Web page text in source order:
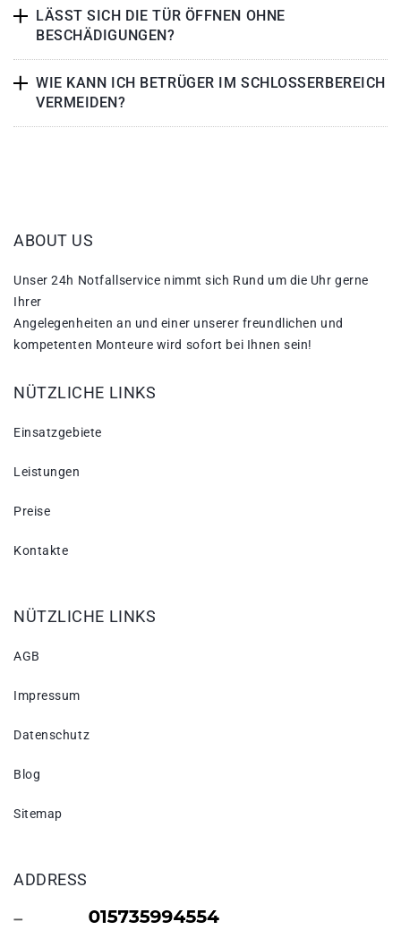
LÄSST SICH DIE TÜR ÖFFNEN OHNE
BESCHÄDIGUNGEN?
WIE KANN ICH BETRÜGER IM SCHLOSSERBEREICH
VERMEIDEN?
ABOUT US
Unser 24h Notfallservice nimmt sich Rund um die Uhr gerne
Ihrer
Angelegenheiten an und einer unserer freundlichen und
kompetenten Monteure wird sofort bei Ihnen sein!
NÜTZLICHE LINKS
Einsatzgebiete
Leistungen
Preise
Kontakte
NÜTZLICHE LINKS
AGB
Impressum
Datenschutz
Blog
Sitemap
ADDRESS